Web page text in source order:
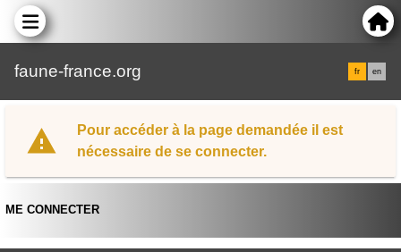
faune-france.org fr en
Pour accéder à la page demandée il est
nécessaire de se connecter.
ME CONNECTER